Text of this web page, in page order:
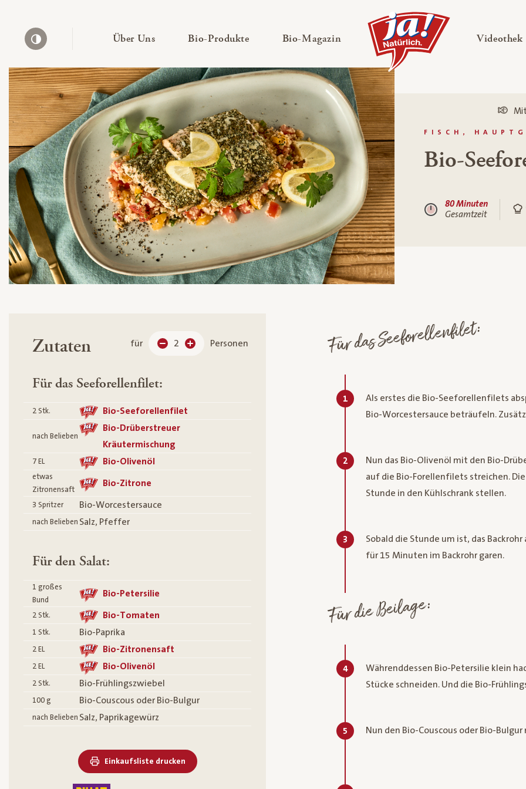
Über Uns— Untermenü ausklappen
Bio-Produkte— Untermenü ausklappen
Bio-Magazin — Untermenü ausklappen Videothek
FISCH,
Bio-
80 Minuten
Gesamtzeit
Zutaten für 2 Personen
Für das Seeforellenfilet:
2 Stk. Bio-Seeforellenfilet
nach Belieben
Bio-Drüberstreuer
Kräutermischung
7 EL Bio-Olivenöl
etwas
Zitronensaft
Bio-Zitrone
3 Spritzer Bio-Worcestersauce
nach Belieben Salz, Pfeffer
Für den Salat:
1 großes
Bund
Bio-Petersilie
2 Stk. Bio-Tomaten
1 Stk. Bio-Paprika
2 EL Bio-Zitronensaft
2 EL Bio-Olivenöl
2 Stk. Bio-Frühlingszwiebel
100 g Bio-Couscous oder Bio-Bulgur
nach Belieben Salz, Paprikagewürz
Einkaufsliste drucken
Für das Seeforellenfilet:
1
Als erstes die Bio-Seeforellenfilets
Bio-Worcestersauce beträufeln.
2
Nun das Bio-Olivenöl mit den Bio-
auf die Bio-Forellenfilets streichen.
Stunde in den Kühlschrank stellen.
3
Sobald die Stunde um ist, das
für 15 Minuten im Backrohr garen.
Für die Beilage:
4
Währenddessen Bio-Petersilie klein
Stücke schneiden. Und die Bio-
5 Nun den Bio-Couscous oder Bio-